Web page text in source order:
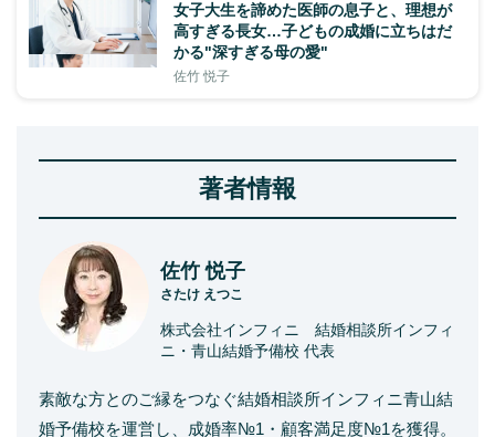
女子大生を諦めた医師の息子と、理想が
高すぎる長女…子どもの成婚に立ちはだ
かる"深すぎる母の愛"
佐竹 悦子
著者情報
佐竹 悦子
さたけ えつこ
株式会社インフィニ 結婚相談所インフィ
ニ・青山結婚予備校 代表
素敵な方とのご縁をつなぐ結婚相談所インフィニ青山結
婚予備校を運営し、成婚率№1・顧客満足度№1を獲得。